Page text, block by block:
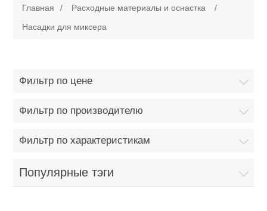
Главная / Расходные материалы и оснастка
/
Насадки для миксера
Фильтр по цене
Фильтр по производителю
Фильтр по характеристикам
Популярные тэги